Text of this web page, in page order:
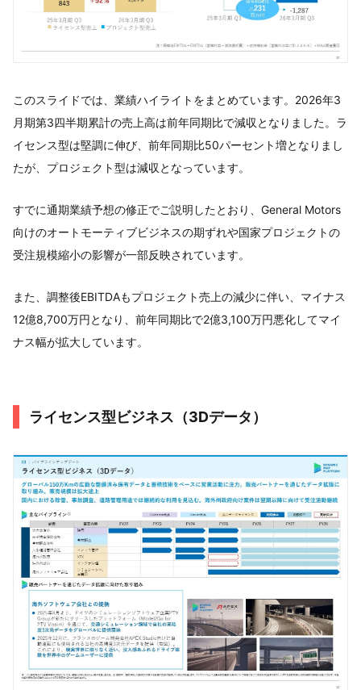
このスライドでは、業績ハイライトをまとめています。2026年3
月期第3四半期累計の売上高は前年同期比で減収となりました。ラ
イセンス型は堅調に伸び、前年同期比50パーセント増となりまし
たが、プロジェクト型は減収となっています。
すでに通期業績予想の修正でご説明したとおり、General Motors
向けのオートモーティブビジネスの期ずれや国家プロジェクトの
受注規模縮小の影響が一部反映されています。
また、調整後EBITDAもプロジェクト売上の減少に伴い、マイナス
12億8,700万円となり、前年同期比で2億3,100万円悪化してマイ
ナス幅が拡大しています。
ライセンス型ビジネス（3Dデータ）